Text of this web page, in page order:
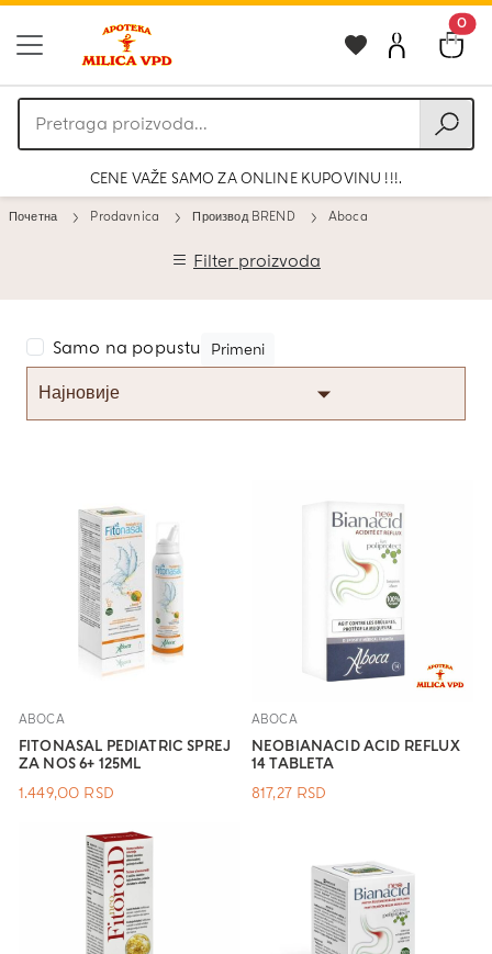
0
Pretraga
proizvoda
CENE VAŽE SAMO ZA ONLINE KUPOVINU !!!.
Почетна Prodavnica Производ BREND Aboca
Filter proizvoda
Samo na popustu Primeni
ABOCA
FITONASAL PEDIATRIC SPREJ
ZA NOS 6+ 125ML
1.449,00 RSD
ABOCA
NEOBIANACID ACID REFLUX
14 TABLETA
817,27 RSD